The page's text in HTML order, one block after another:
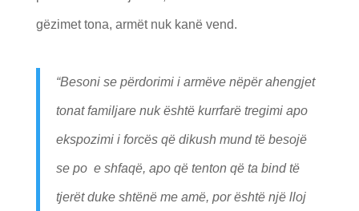
gëzimet tona, armët nuk kanë vend.
“Besoni se përdorimi i armëve nëpër ahengjet
tonat familjare nuk është kurrfarë tregimi apo
ekspozimi i forcës që dikush mund të besojë
se po e shfaqë, apo që tenton që ta bind të
tjerët duke shtënë me amë, por është një lloj